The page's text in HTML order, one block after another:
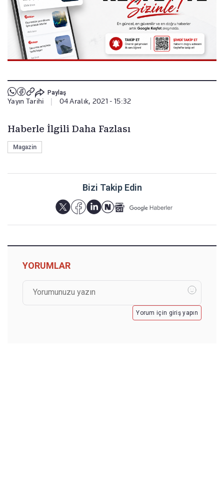
Paylaş
Yayın Tarihi 04 Aralık, 2021 - 15:32
Haberle İlgili Daha Fazlası
Magazin
Bizi Takip Edin
YORUMLAR
Yorum için giriş yapın